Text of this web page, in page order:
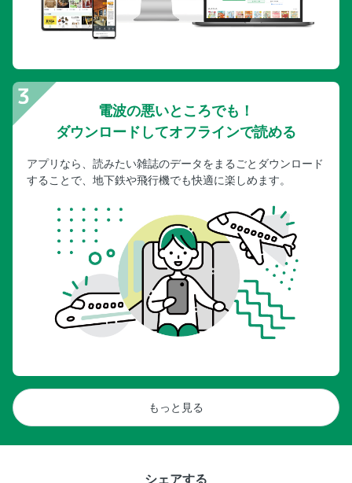
電波の悪いところでも！
ダウンロードしてオフラインで読める
アプリなら、読みたい雑誌のデータをまるごとダウンロード
することで、地下鉄や飛行機でも快適に楽しめます。
もっと見る
シェアする